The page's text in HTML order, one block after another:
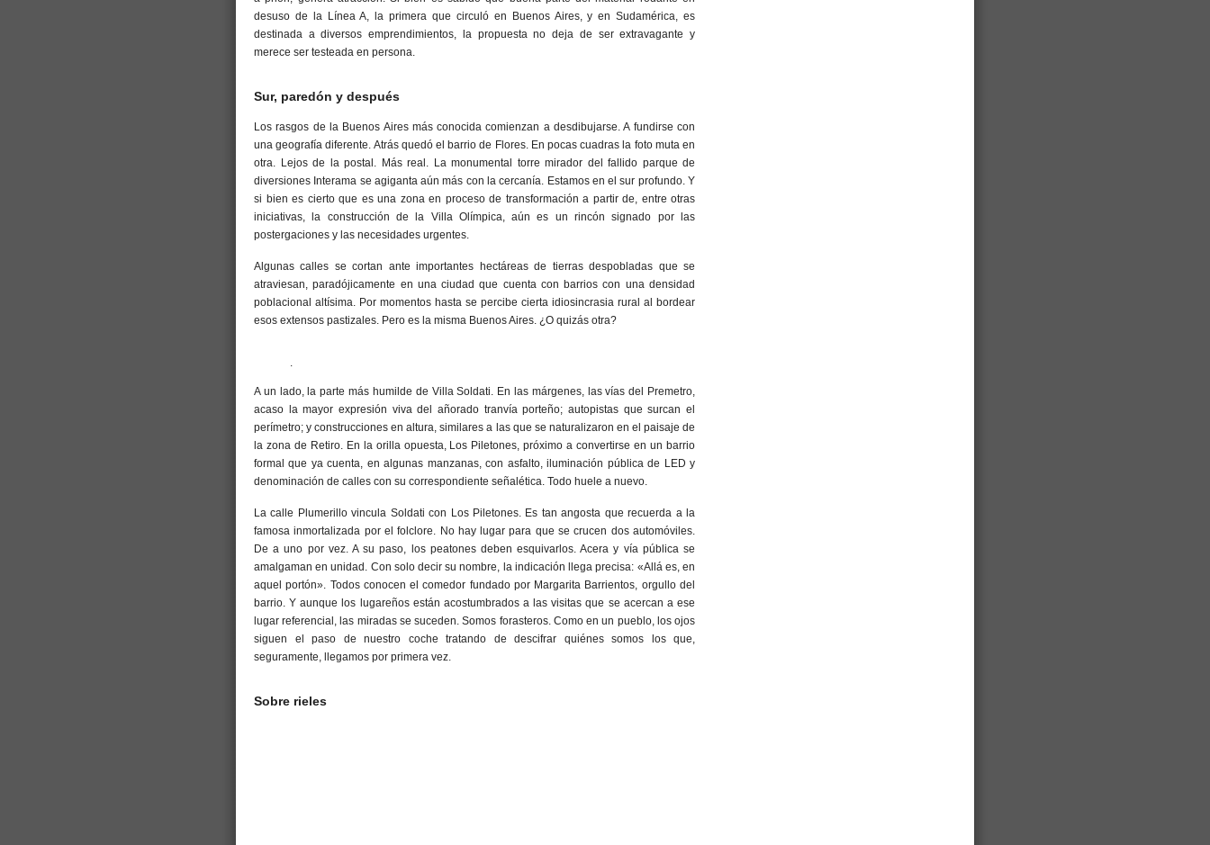
desuso de la Línea A, la primera que circuló en Buenos Aires, y en Sudamérica, es
destinada a diversos emprendimientos, la propuesta no deja de ser extravagante y
merece ser testeada en persona.
Sur, paredón y después
Los rasgos de la Buenos Aires más conocida comienzan a desdibujarse. A fundirse con
una geografía diferente. Atrás quedó el barrio de Flores. En pocas cuadras la foto muta en
otra. Lejos de la postal. Más real. La monumental torre mirador del fallido parque de
diversiones Interama se agiganta aún más con la cercanía. Estamos en el sur profundo. Y
si bien es cierto que es una zona en proceso de transformación a partir de, entre otras
iniciativas, la construcción de la Villa Olímpica, aún es un rincón signado por las
postergaciones y las necesidades urgentes.
Algunas calles se cortan ante importantes hectáreas de tierras despobladas que se
atraviesan, paradójicamente en una ciudad que cuenta con barrios con una densidad
poblacional altísima. Por momentos hasta se percibe cierta idiosincrasia rural al bordear
esos extensos pastizales. Pero es la misma Buenos Aires. ¿O quizás otra?
.
A un lado, la parte más humilde de Villa Soldati. En las márgenes, las vías del Premetro,
acaso la mayor expresión viva del añorado tranvía porteño; autopistas que surcan el
perímetro; y construcciones en altura, similares a las que se naturalizaron en el paisaje de
la zona de Retiro. En la orilla opuesta, Los Piletones, próximo a convertirse en un barrio
formal que ya cuenta, en algunas manzanas, con asfalto, iluminación pública de LED y
denominación de calles con su correspondiente señalética. Todo huele a nuevo.
La calle Plumerillo vincula Soldati con Los Piletones. Es tan angosta que recuerda a la
famosa inmortalizada por el folclore. No hay lugar para que se crucen dos automóviles.
De a uno por vez. A su paso, los peatones deben esquivarlos. Acera y vía pública se
amalgaman en unidad. Con solo decir su nombre, la indicación llega precisa: «Allá es, en
aquel portón». Todos conocen el comedor fundado por Margarita Barrientos, orgullo del
barrio. Y aunque los lugareños están acostumbrados a las visitas que se acercan a ese
lugar referencial, las miradas se suceden. Somos forasteros. Como en un pueblo, los ojos
siguen el paso de nuestro coche tratando de descifrar quiénes somos los que,
seguramente, llegamos por primera vez.
Sobre rieles